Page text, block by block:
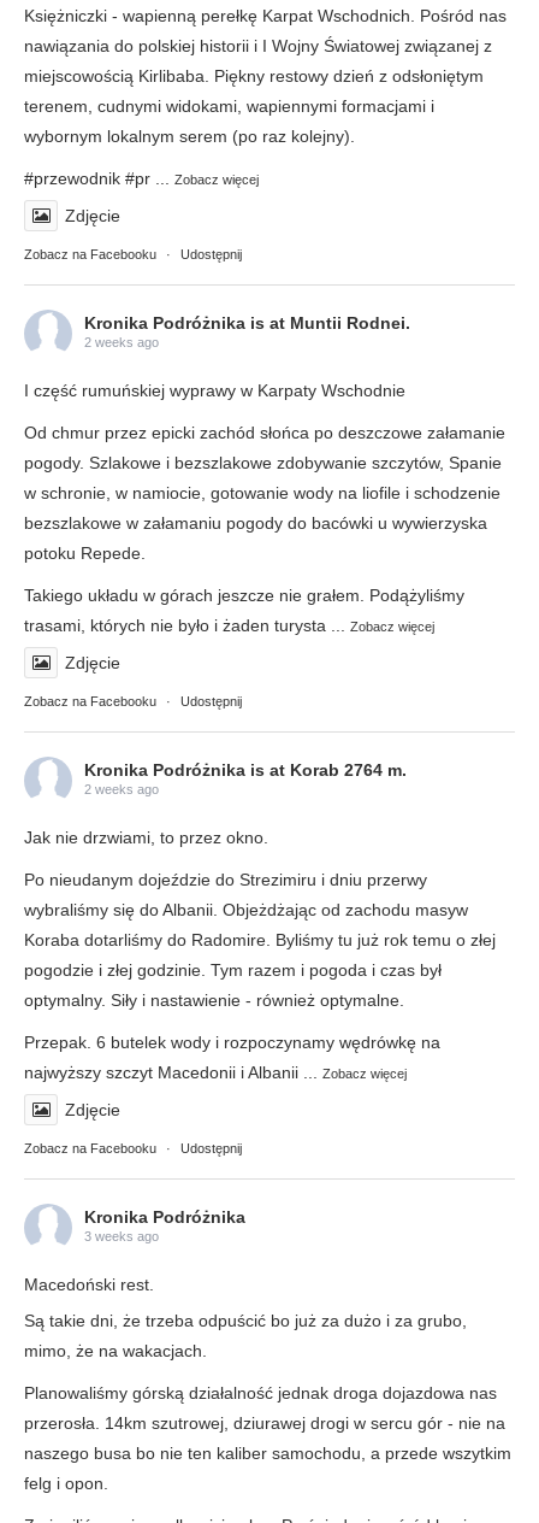
Księżniczki - wapienną perełkę Karpat Wschodnich. Pośród nas
nawiązania do polskiej historii i I Wojny Światowej związanej z
miejscowością Kirlibaba. Piękny restowy dzień z odsłoniętym
terenem, cudnymi widokami, wapiennymi formacjami i
wybornym lokalnym serem (po raz kolejny).
#przewodnik #pr Zobacz więcej
Zdjęcie
Zobacz na Facebooku · Udostępnij
Kronika Podróżnika is at Muntii Rodnei.
2 weeks ago
I część rumuńskiej wyprawy w Karpaty Wschodnie
Od chmur przez epicki zachód słońca po deszczowe załamanie
pogody. Szlakowe i bezszlakowe zdobywanie szczytów, Spanie
w schronie, w namiocie, gotowanie wody na liofile i schodzenie
bezszlakowe w załamaniu pogody do bacówki u wywierzyska
potoku Repede.
Takiego układu w górach jeszcze nie grałem. Podążyliśmy
trasami, których nie było i żaden turysta
Zobacz więcej
Zdjęcie
Zobacz na Facebooku · Udostępnij
Kronika Podróżnika is at Korab 2764 m.
2 weeks ago
Jak nie drzwiami, to przez okno.
Po nieudanym dojeździe do Strezimiru i dniu przerwy
wybraliśmy się do Albanii. Objeżdżając od zachodu masyw
Koraba dotarliśmy do Radomire. Byliśmy tu już rok temu o złej
pogodzie i złej godzinie. Tym razem i pogoda i czas był
optymalny. Siły i nastawienie - również optymalne.
Przepak. 6 butelek wody i rozpoczynamy wędrówkę na
najwyższy szczyt Macedonii i Albanii
Zobacz więcej
Zdjęcie
Zobacz na Facebooku · Udostępnij
Kronika Podróżnika
3 weeks ago
Macedoński rest.
Są takie dni, że trzeba odpuścić bo już za dużo i za grubo,
mimo, że na wakacjach.
Planowaliśmy górską działalność jednak droga dojazdowa nas
przerosła. 14km szutrowej, dziurawej drogi w sercu gór - nie na
naszego busa bo nie ten kaliber samochodu, a przede wszytkim
felg i opon.